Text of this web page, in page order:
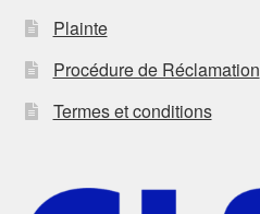
Plainte
Procédure de Réclamation
Termes et conditions